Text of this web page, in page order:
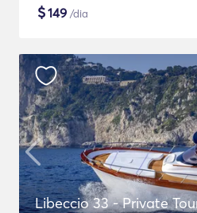
$149 /dia
Libeccio 33 - Private